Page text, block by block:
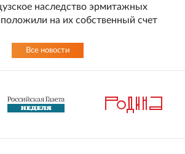
наследство эрмитажных
положили на их собственный счет
Все новости